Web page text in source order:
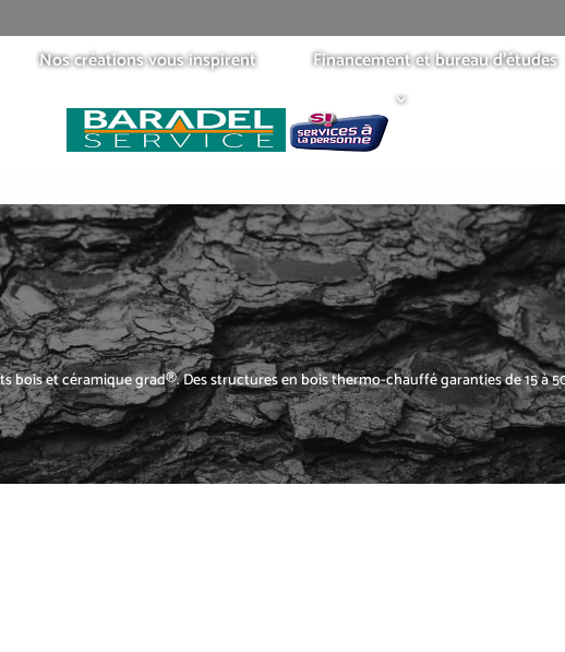
Nos créations vous inspirent Financement et bureau d’études
bois et céramique grad®. Des structures en bois thermo-chauffé garanties de 15 à